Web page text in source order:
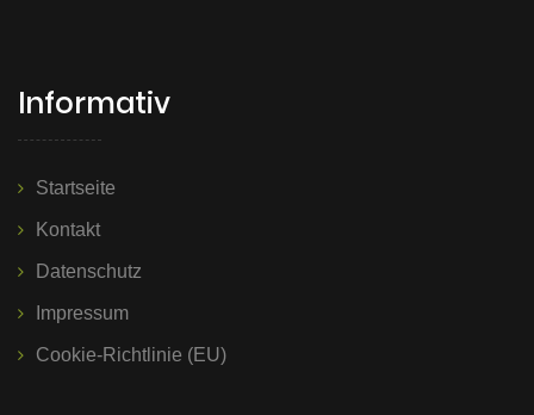
Informativ
Startseite
Kontakt
Datenschutz
Impressum
Cookie-Richtlinie (EU)